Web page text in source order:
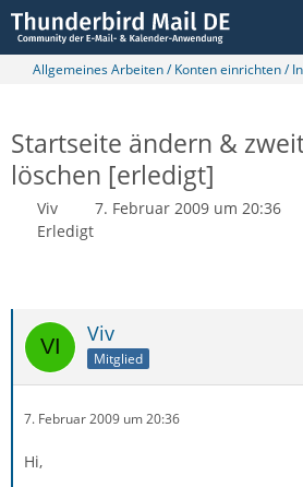
Allgemeines Arbeiten / Konten einrichten /
Startseite ändern &
löschen [erledigt]
Viv 7. Februar 2009 um 20:36
Erledigt
Viv
Mitglied
7. Februar 2009 um 20:36
Hi,